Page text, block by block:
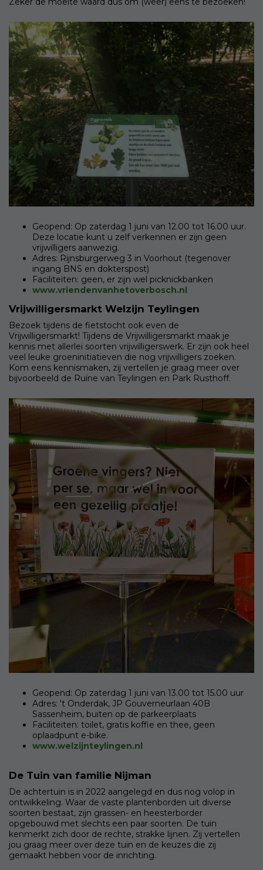
Geopend: Op zaterdag 1 juni van 12.00 tot 16.00 uur.
Deze locatie kunt u zelf verkennen er zijn geen
vrijwilligers aanwezig.
Adres: Rijnsburgerweg 3 in Voorhout (tegenover
ingang BNS en dokterspost)
Faciliteiten: geen, er zijn wel picknickbanken
www.vriendenvanhetoverbosch.nl
Vrijwilligersmarkt Welzijn Teylingen
Bezoek tijdens de fietstocht ook even de
Vrijwilligersmarkt! Tijdens de Vrijwilligersmarkt maak je
kennis met allerlei soorten vrijwilligerswerk. Er zijn ook heel
veel leuke groeninitiatieven die nog vrijwilligers zoeken.
Kom eens kennismaken, zij vertellen je graag meer over
bijvoorbeeld de Ruïne van Teylingen en Park Rusthoff.
Geopend: Op zaterdag 1 juni van 13.00 tot 15.00 uur
Adres: 't Onderdak, JP Gouverneurlaan 40B
Sassenheim, buiten op de parkeerplaats
Faciliteiten: toilet, gratis koffie en thee, geen
oplaadpunt e-bike.
www.welzijnteylingen.nl
De Tuin van familie Nijman
De achtertuin is in 2022 aangelegd en dus nog volop in
ontwikkeling. Waar de vaste plantenborden uit diverse
soorten bestaat, zijn grassen- en heesterborder
opgebouwd met slechts een paar soorten. De tuin
kenmerkt zich door de rechte, strakke lijnen. Zij vertellen
jou graag meer over deze tuin en de keuzes die zij
gemaakt hebben voor de inrichting.